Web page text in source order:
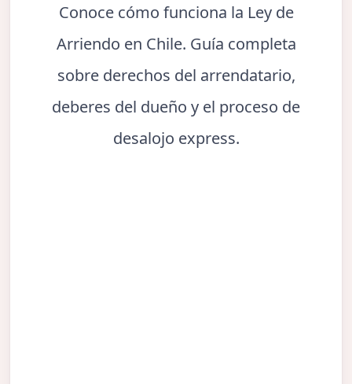
Conoce cómo funciona la Ley de
Arriendo en Chile. Guía completa
sobre derechos del arrendatario,
deberes del dueño y el proceso de
desalojo express.